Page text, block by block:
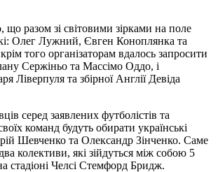
що разом зі світовими зірками на поле
Олег Лужний, Євген Коноплянка та
того організаторам вдалось запросити
Сержіньо та Массімо Оддо, і
Ліверпуля та збірної Англії Девіда
серед заявлених футболістів та
команд будуть обирати українські
Шевченко та Олександр Зінченко. Саме
колективи, які зійдуться між собою 5
стадіоні Челсі Стемфорд Бридж.